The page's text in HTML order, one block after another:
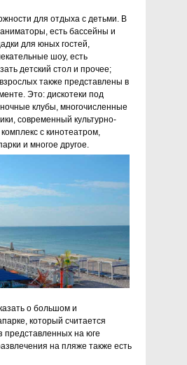
для отдыха с детьми. В
есть бассейны и
для юных гостей,
шоу, есть
детский стол и прочее;
также представлены в
Это: дискотеки под
клубы, многочисленные
современный культурно-
с кинотеатром,
и многое другое.
о большом и
который считается
представленных на юге
на пляже также есть